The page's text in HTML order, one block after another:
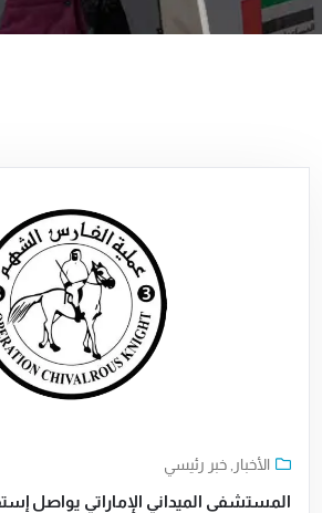
الأخبار ,خبر رئيسي
المستشفى الميداني الإماراتي يواصل